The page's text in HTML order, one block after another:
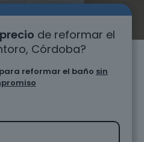
de reformar el
Córdoba?
reformar el baño sin